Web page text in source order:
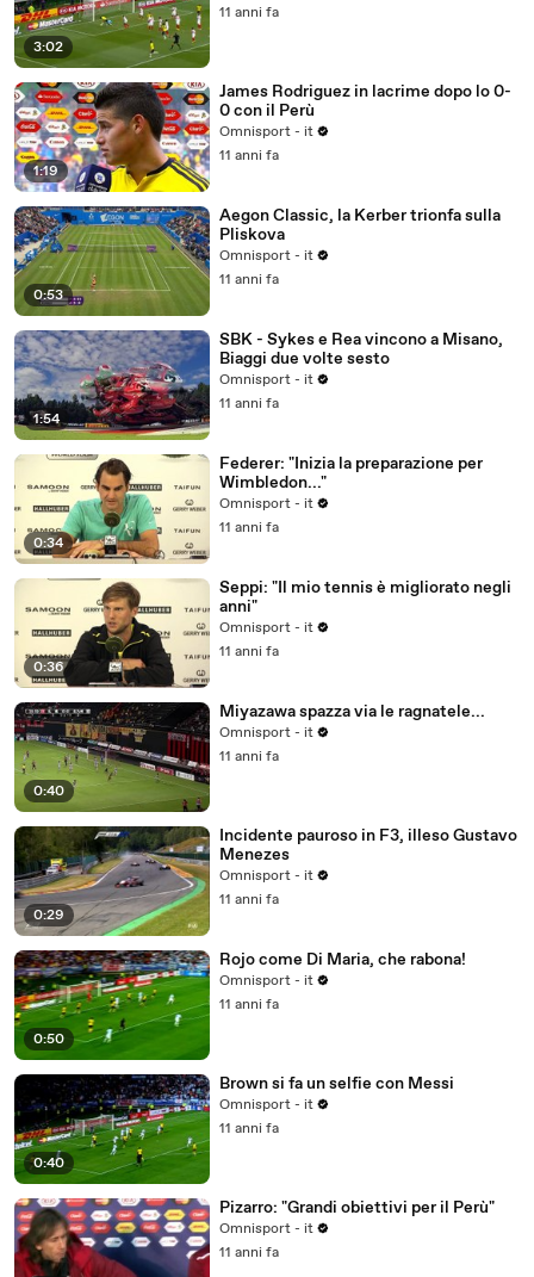
3:02
11 anni fa
1:19
James Rodriguez in lacrime dopo lo 0-
0 con il Perù
Omnisport - it
11 anni fa
0:53
Aegon Classic, la Kerber trionfa sulla
Pliskova
Omnisport - it
11 anni fa
1:54
SBK - Sykes e Rea vincono a Misano,
Biaggi due volte sesto
Omnisport - it
11 anni fa
0:34
Federer: "Inizia la preparazione per
Wimbledon..."
Omnisport - it
11 anni fa
0:36
Seppi: "Il mio tennis è migliorato negli
anni"
Omnisport - it
11 anni fa
0:40
Miyazawa spazza via le ragnatele...
Omnisport - it
11 anni fa
0:29
Incidente pauroso in F3, illeso Gustavo
Menezes
Omnisport - it
11 anni fa
0:50
Rojo come Di Maria, che rabona!
Omnisport - it
11 anni fa
0:40
Brown si fa un selfie con Messi
Omnisport - it
11 anni fa
Pizarro: "Grandi obiettivi per il Perù"
Omnisport - it
11 anni fa